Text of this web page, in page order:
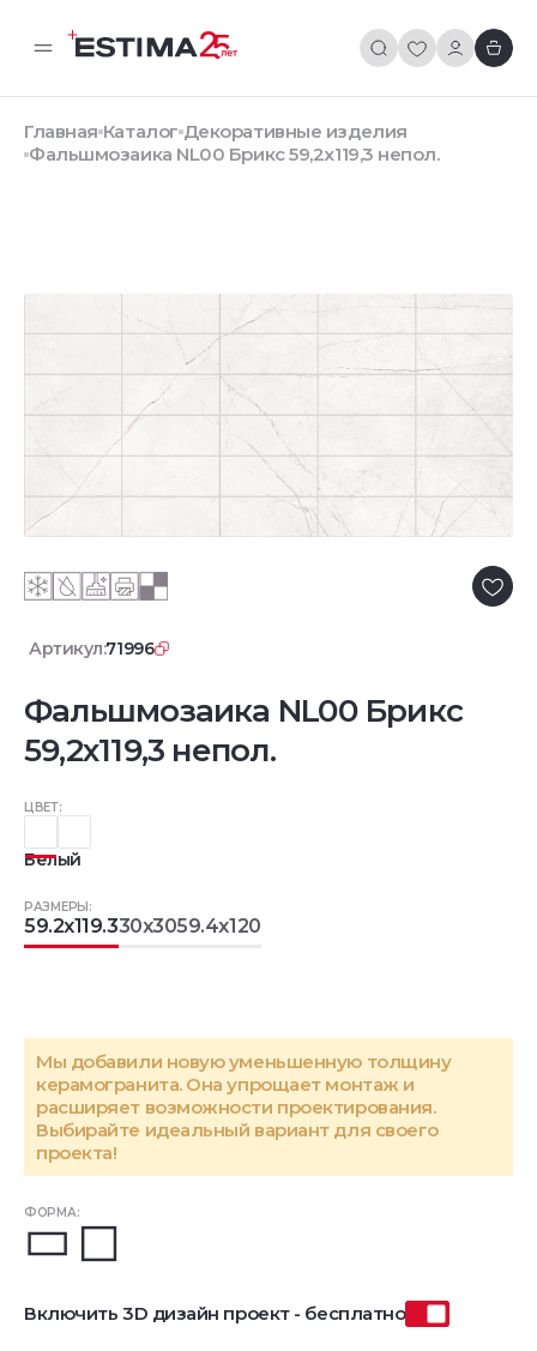
Главная Каталог Декоративные изделия
Фальшмозаика NL00 Брикс 59,2х119,3 непол.
Артикул:71996
Фальшмозаика NL00 Брикс
59,2х119,3 непол.
ЦВЕТ:
Белый
ФОРМА:
РАЗМЕРЫ:
59.2x119.330x3059.4x120
Мы добавили новую уменьшенную толщину
керамогранита. Она упрощает монтаж и
расширяет возможности проектирования.
Выбирайте идеальный вариант для своего
проекта!
Включить 3D дизайн проект - бесплатно